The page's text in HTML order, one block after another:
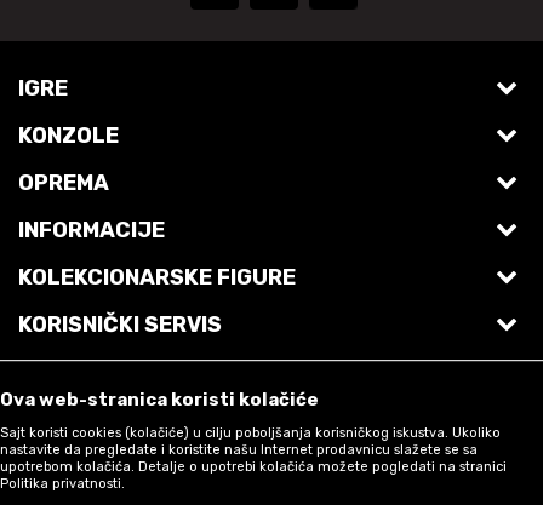
IGRE
PS5 Igre
PS4 Igre
Switch 2 igre
Switch igre
XBOX Igre
PC Igre
PS3 Igre
KONZOLE
Playstation 5 Pro
Playstation 5
Playstation VR2
Nintendo Switch 2
Nintendo Switch
Nintendo Switch OLED
Nintendo Switch Lite
OPREMA
Laptop računari
Desktop računari
Tastature
Monitori
Miševi
INFORMACIJE
O nama
Pomoć i najčešća pitanja
Privilege CARD
Preorderi
KOLEKCIONARSKE FIGURE
Akcione figure
Lilalu patkice
Cable Guys
KORISNIČKI SERVIS
Politika privatnosti
Uslovi plaćanja
Ova web-stranica koristi kolačiće
Sajt koristi cookies (kolačiće) u cilju poboljšanja korisničkog iskustva. Ukoliko
nastavite da pregledate i koristite našu Internet prodavnicu slažete se sa
upotrebom kolačića. Detalje o upotrebi kolačića možete pogledati na stranici
Politika privatnosti.